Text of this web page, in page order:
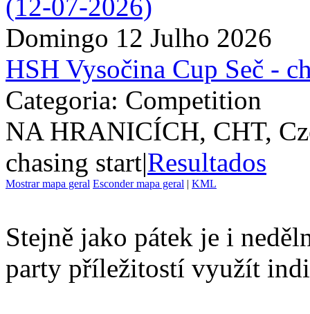
Domingo 12 Julho 2026
HSH Vysočina Cup Seč -
Categoria: Competition
NA HRANICÍCH, CHT,
chasing start|Resultados
Mostrar mapa geral Esconder mapa geral | KML
Stejně jako pátek je i
party příležitostí využít